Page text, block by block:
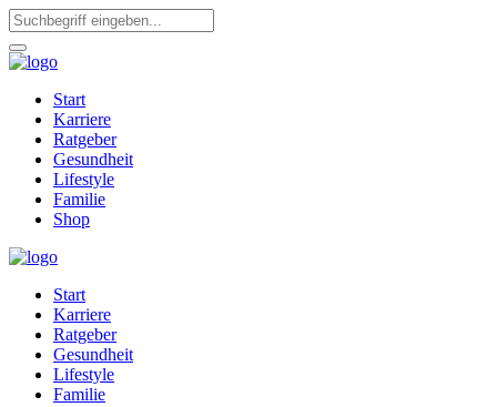
Start
Karriere
Ratgeber
Gesundheit
Lifestyle
Familie
Shop
Start
Karriere
Ratgeber
Gesundheit
Lifestyle
Familie